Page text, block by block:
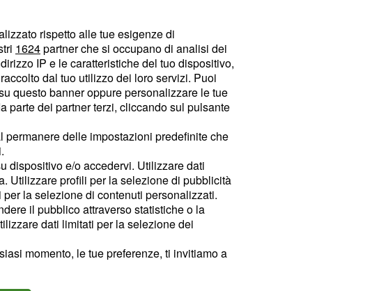
rispetto alle tue esigenze di
1624partner che si occupano di analisi dei
IP e le caratteristiche del tuo dispositivo,
dal tuo utilizzo dei loro servizi. Puoi
questo banner oppure personalizzare le tue
parte dei partner terzi, cliccando sul pulsante
permanere delle impostazioni predefinite che
dispositivo e/o accedervi. Utilizzare dati
Utilizzare profili per la selezione di pubblicità
la selezione di contenuti personalizzati.
il pubblico attraverso statistiche o la
dati limitati per la selezione dei
momento, le tue preferenze, ti invitiamo a